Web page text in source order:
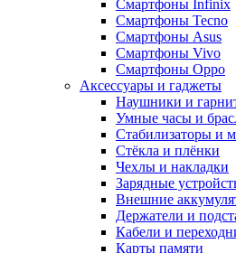
Смартфоны Infinix
Смартфоны Tecno
Смартфоны Asus
Смартфоны Vivo
Смартфоны Oppo
Аксессуары и гаджеты
Наушники и
Умные часы и
Стабилизаторы и
Стёкла и плёнки
Чехлы и накладки
Зарядные
Внешние
Держатели и
Кабели и
Карты памяти